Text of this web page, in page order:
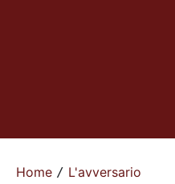
Home / L'avversario